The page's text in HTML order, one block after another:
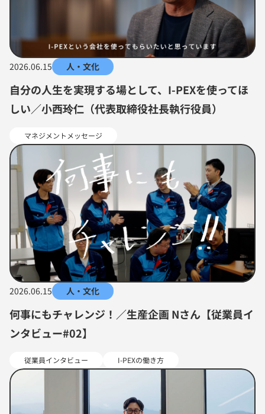
2026.06.15 人・文化
自分の人生を実現する場として、I-PEXを使ってほ
しい／小西玲仁（代表取締役社長執行役員）
マネジメントメッセージ
2026.06.15 人・文化
何事にもチャレンジ！／生産企画 Nさん【従業員イ
ンタビュー#02】
従業員インタビュー I-PEXの働き方